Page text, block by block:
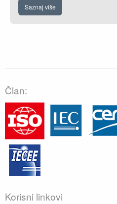
Saznaj više
Član:
Korisni linkovi